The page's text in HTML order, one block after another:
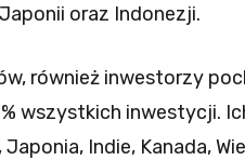
oraz Indonezji.
również inwestorzy
wszystkich inwestycji.
Indie, Kanada,